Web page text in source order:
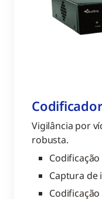
Vigilância por
robusta.
Captura de